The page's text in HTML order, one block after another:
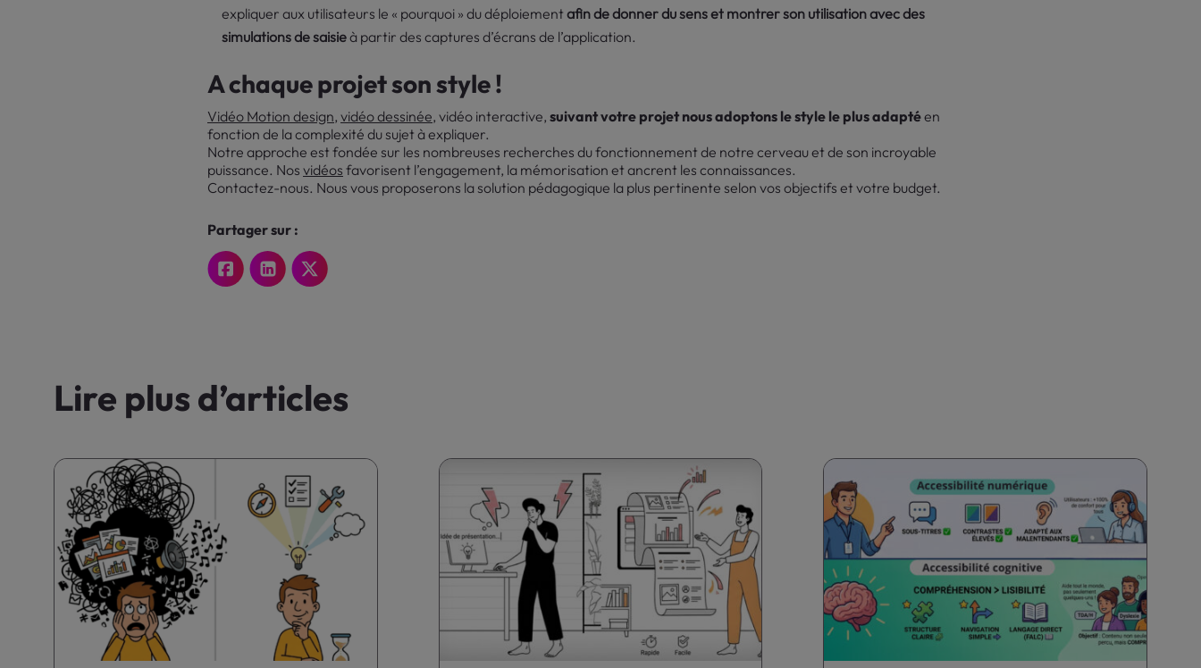
expliquer aux utilisateurs le « pourquoi » du déploiement afin de donner du sens et montrer son utilisation avec des
simulations de saisieà partir des captures d’écrans de l’application.
A chaque projet son style !
Vidéo Motion design, vidéo dessinée, vidéo interactive, suivant votre projet nous adoptons le style le plus adaptéen
fonction de la complexité du sujet à expliquer.
Notre approche est fondée sur les nombreuses recherches du fonctionnement de notre cerveau et de son incroyable
puissance. Nos vidéos favorisent l’engagement, la mémorisation et ancrent les connaissances.
Contactez-nous. Nous vous proposerons la solution pédagogique la plus pertinente selon vos objectifs et votre budget.
Partager sur :
Lire plus d’articles